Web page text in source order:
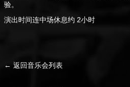
验。
演出时间连中场休息约 2小时
← 返回音乐会列表